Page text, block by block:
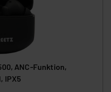
ANC-Funktion,
IPX5